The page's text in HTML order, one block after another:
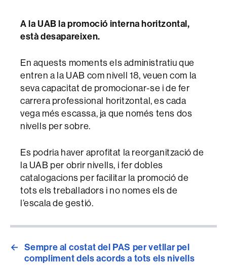
A la UAB la promoció interna horitzontal,
està desapareixen.
En aquests moments els administratiu que
entren a la UAB com nivell 18, veuen com la
seva capacitat de promocionar-se i de fer
carrera professional horitzontal, es cada
vega més escassa, ja que només tens dos
nivells per sobre.
Es podria haver aprofitat la reorganització de
la UAB per obrir nivells, i fer dobles
catalogacions per facilitar la promoció de
tots els treballadors i no nomes els de
l’escala de gestió.
← Sempre al costat del PAS per vetllar pel
compliment dels acords a tots els nivells